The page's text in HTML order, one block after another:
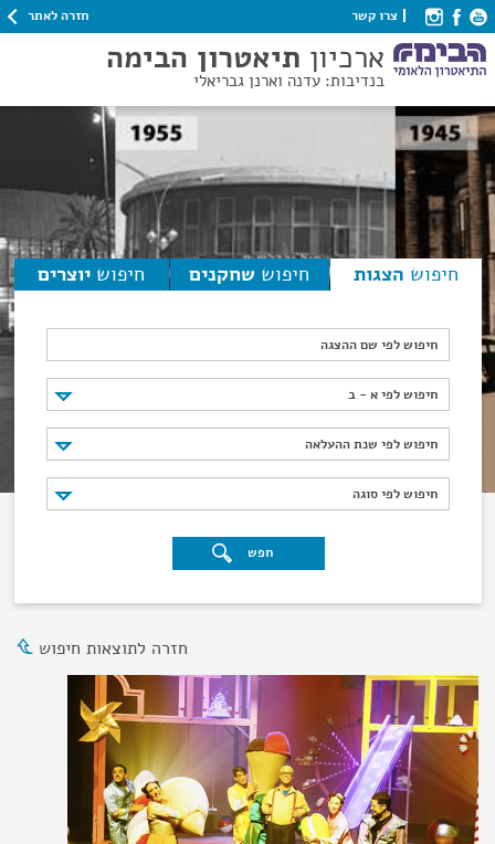
צרו קשר חזרה לאתר
ארכיון תיאטרון הבימה
בנדיבות: עדנה וארנן גבריאלי
חיפוש הצגות חיפוש שחקנים חיפוש יוצרים
חיפוש לפי שם ההצגה
חיפוש לפי א - ב
חיפוש לפי א - ב
חיפוש לפי שנת ההעלאה
חיפוש לפי שנת ההעלאה
חיפוש לפי סוגה
חיפוש לפי סוגה
חפש
חזרה לתוצאות חיפוש